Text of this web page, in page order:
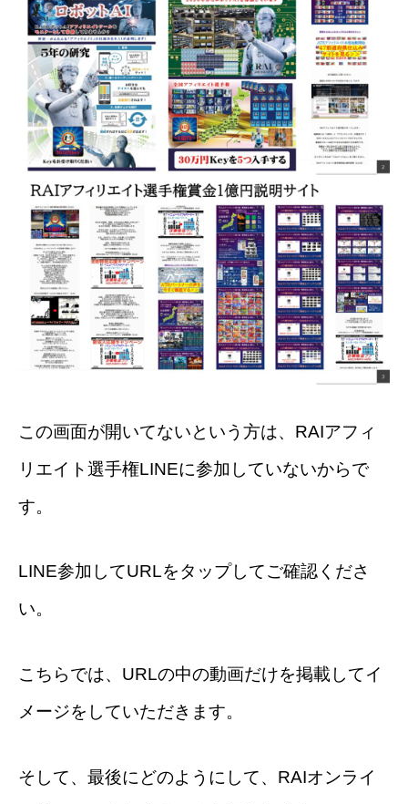
この画面が開いてないという方は、RAIアフィ
リエイト選手権LINEに参加していないからで
す。
LINE参加してURLをタップしてご確認くださ
い。
こちらでは、URLの中の動画だけを掲載してイ
メージをしていただきます。
そして、最後にどのようにして、RAIオンライ